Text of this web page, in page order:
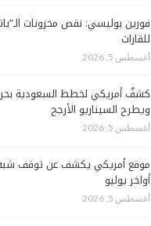
فورين بوليسي: نقص مخزونات
للقارات
أغسطس 5, 2026
كشفٌ أمريكي لخطط السعودية
ويطرح السيناريو الأرجح
أغسطس 5, 2026
موقع أمريكي يكشف عن توقف شبه
أواخر يوليو
أغسطس 5, 2026